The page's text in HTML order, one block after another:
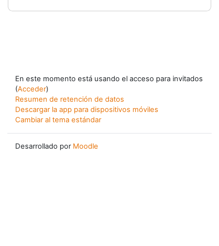
En este momento está usando el acceso para invitados
(Acceder)
Resumen de retención de datos
Descargar la app para dispositivos móviles
Cambiar al tema estándar
Desarrollado por Moodle